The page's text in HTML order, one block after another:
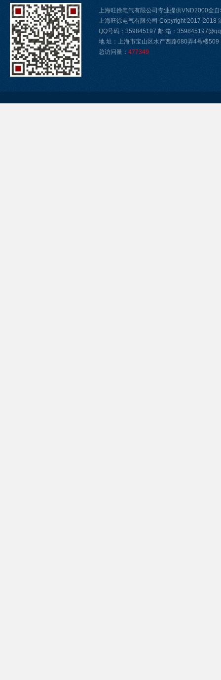
上海旺徐电气有限公司专业提供VND2000全
上海旺徐电气有限公司 Copyright 2017-2018
QQ号码：359845197 邮 箱：
地 址：上海市宝山区水产西路680弄4号楼509
总访问量： 477349